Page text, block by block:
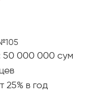
50 000 000 сум
25% в год